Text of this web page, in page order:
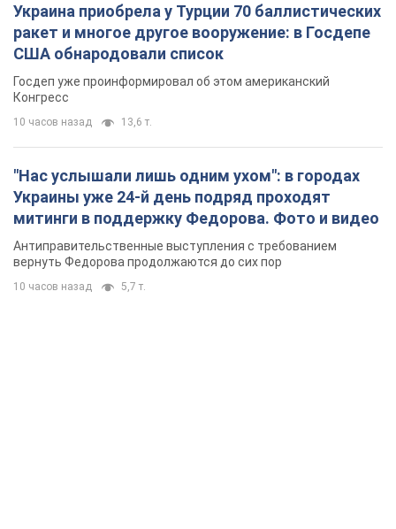
Украина приобрела у Турции 70 баллистических
ракет и многое другое вооружение: в Госдепе
США обнародовали список
Госдеп уже проинформировал об этом американский
Конгресс
10 часов назад 13,6 т.
"Нас услышали лишь одним ухом": в городах
Украины уже 24-й день подряд проходят
митинги в поддержку Федорова. Фото и видео
Антиправительственные выступления с требованием
вернуть Федорова продолжаются до сих пор
10 часов назад 5,7 т.